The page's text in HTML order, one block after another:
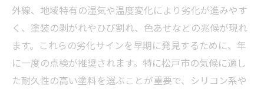
外線、地域特有の湿気や温度変化により劣化が進みやす
く、塗装の剥がれやひび割れ、色あせなどの兆候が現れ
ます。これらの劣化サインを早期に発見するために、年
に一度の点検が推奨されます。特に松戸市の気候に適し
た耐久性の高い塗料を選ぶことが重要で、シリコン系や